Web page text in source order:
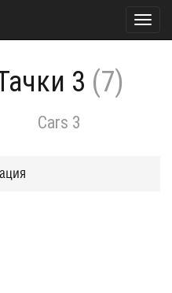
3 (7)
Cars 3